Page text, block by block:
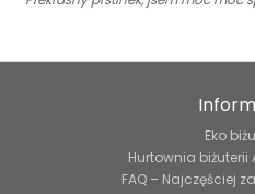
Eko
Hurtownia biżuterii
FAQ – Najczęściej